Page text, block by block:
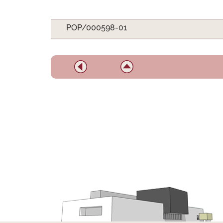
POP/000598-01